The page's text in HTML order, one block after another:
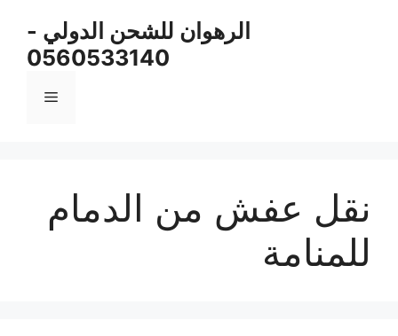
الرهوان للشحن الدولي -
0560533140
القائمة
نقل عفش من الدمام
للمنامة